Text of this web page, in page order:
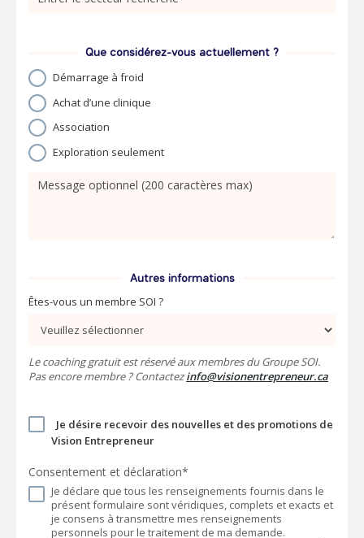
Que considérez-vous actuellement ?
Démarrage à froid
Achat d’une clinique
Association
Exploration seulement
Autres informations
Êtes-vous un membre SOI ?
Le coaching gratuit est réservé aux membres du Groupe SOI.
Pas encore membre ? Contactezinfo@visionentrepreneur.ca
Je désire recevoir des nouvelles et des promotions de
Vision Entrepreneur
Consentement et déclaration*
Je déclare que tous les renseignements fournis dans le
présent formulaire sont véridiques, complets et exacts et
je consens à transmettre mes renseignements
personnels pour le traitement de ma demande.